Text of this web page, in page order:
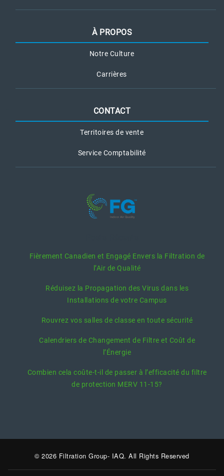
À PROPOS
Notre Culture
Carrières
CONTACT
Territoires de vente
Service Comptabilité
Fièrement Canadien et Engagé Envers la Filtration de
l’Air de Qualité
Réduisez la Propagation des Virus dans les
Installations de votre Campus
Rouvrez vos salles de classe en toute sécurité
Calendriers de Changement de Filtre et Coût de
l’Énergie
Combien cela coûte-t-il de passer à l’efficacité du filtre
de protection MERV 11-15?
© 2026 Filtration Group- IAQ. All Rights Reserved